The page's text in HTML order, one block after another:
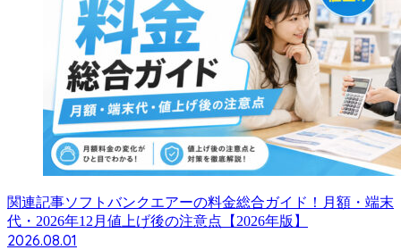
関連記事ソフトバンクエアーの料金総合ガイド！月額・端末
代・2026年12月値上げ後の注意点【2026年版】
2026.08.01